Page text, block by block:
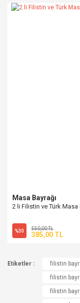
Masa Bayrağı
2 li Filistin ve Türk
%30 550,00 TL
385,00 TL
Etiketler : filistin
filistin
filistin